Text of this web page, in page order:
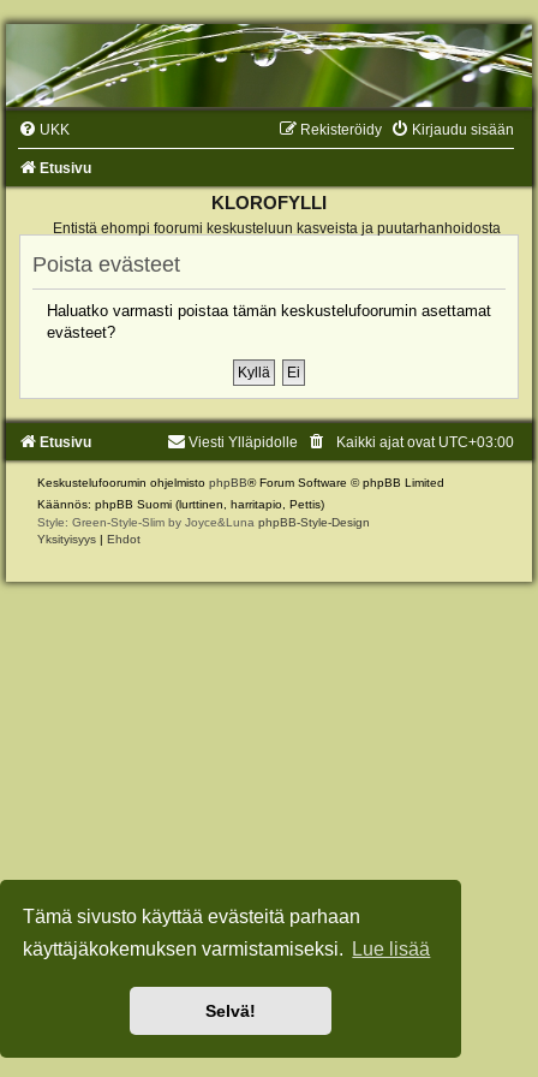
Tämä sivusto käyttää evästeitä parhaan
käyttäjäkokemuksen varmistamiseksi.
Lue lisää
Selvä!
UKK Kirjaudu sisään
Rekisteröidy
Etusivu
KLOROFYLLI
Entistä ehompi foorumi keskusteluun kasveista ja puutarhanhoidosta
Poista evästeet
Haluatko varmasti poistaa tämän keskustelufoorumin asettamat
evästeet?
Etusivu Kaikki ajat ovat UTC+03:00
Viesti Ylläpidolle
Keskustelufoorumin ohjelmisto phpBB® Forum Software © phpBB Limited
Käännös: phpBB Suomi (lurttinen, harritapio, Pettis)
Style: Green-Style-Slim by Joyce&Luna phpBB-Style-Design
Yksityisyys | Ehdot